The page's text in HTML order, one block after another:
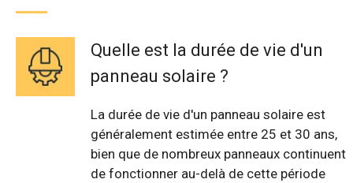
Quelle est la durée de vie d'un
panneau solaire ?
La durée de vie d'un panneau solaire est
généralement estimée entre 25 et 30 ans,
bien que de nombreux panneaux continuent
de fonctionner au-delà de cette période